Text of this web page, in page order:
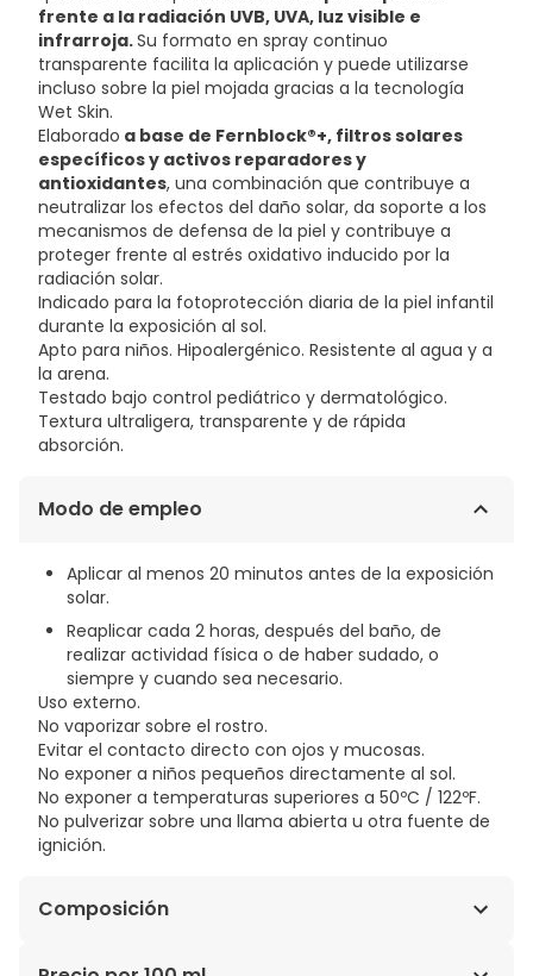
frente a la radiación UVB, UVA, luz visible e
infrarroja.Su formato en spray continuo
transparente facilita la aplicación y puede utilizarse
incluso sobre la piel mojada gracias a la tecnología
Wet Skin.
Elaborado a base de Fernblock®+, filtros solares
específicos y activos reparadores y
antioxidantes, una combinación que contribuye a
neutralizar los efectos del daño solar, da soporte a los
mecanismos de defensa de la piel y contribuye a
proteger frente al estrés oxidativo inducido por la
radiación solar.
Indicado para la fotoprotección diaria de la piel infantil
durante la exposición al sol.
Apto para niños. Hipoalergénico. Resistente al agua y a
la arena.
Testado bajo control pediátrico y dermatológico.
Textura ultraligera, transparente y de rápida
absorción.
Modo de empleo
Aplicar al menos 20 minutos antes de la exposición
solar.
Reaplicar cada 2 horas, después del baño, de
realizar actividad física o de haber sudado, o
siempre y cuando sea necesario.
Uso externo.
No vaporizar sobre el rostro.
Evitar el contacto directo con ojos y mucosas.
No exponer a niños pequeños directamente al sol.
No exponer a temperaturas superiores a 50ºC / 122ºF.
No pulverizar sobre una llama abierta u otra fuente de
ignición.
Composición